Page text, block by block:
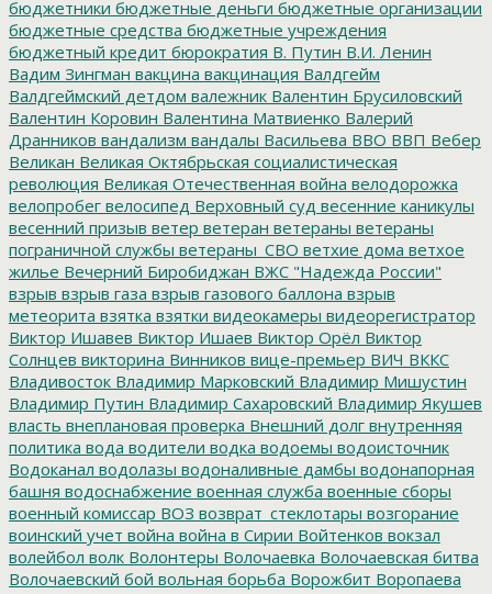
бюджетники бюджетные деньги бюджетные организации
бюджетные средства бюджетные учреждения
бюджетный кредит бюрократия В. Путин В.И. Ленин
Вадим Зингман вакцина вакцинация Валдгейм
Валдгеймский детдом валежник Валентин Брусиловский
Валентин Коровин Валентина Матвиенко Валерий
Дранников вандализм вандалы Васильева ВВО ВВП Вебер
Великан Великая Октябрьская социалистическая
революция Великая Отечественная война велодорожка
велопробег велосипед Верховный суд весенние каникулы
весенний призыв ветер ветеран ветераны ветераны
пограничной службы ветераны_СВО ветхие дома ветхое
жилье Вечерний Биробиджан ВЖС "Надежда России"
взрыв взрыв газа взрыв газового баллона взрыв
метеорита взятка взятки видеокамеры видеорегистратор
Виктор Ишавев Виктор Ишаев Виктор Орёл Виктор
Солнцев викторина Винников вице-премьер ВИЧ ВККС
Владивосток Владимир Марковский Владимир Мишустин
Владимир Путин Владимир Сахаровский Владимир Якушев
власть внеплановая проверка Внешний долг внутренняя
политика вода водители водка водоемы водоисточник
Водоканал водолазы водоналивные дамбы водонапорная
башня водоснабжение военная служба военные сборы
военный комиссар ВОЗ возврат_стеклотары возгорание
воинский учет война война в Сирии Войтенков вокзал
волейбол волк Волонтеры Волочаевка Волочаевская битва
Волочаевский бой вольная борьба Ворожбит Воропаева